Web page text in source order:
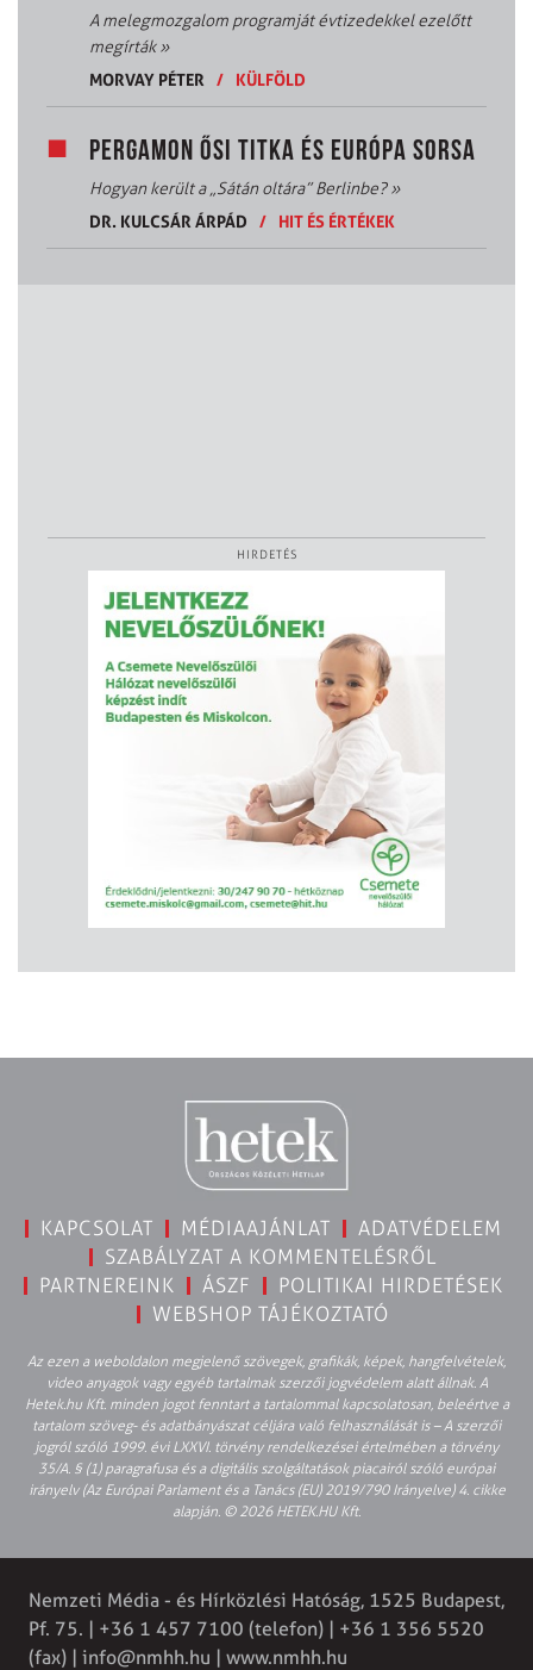
A melegmozgalom programját évtizedekkel ezelőtt
megírták»
MORVAY PÉTER
/ KÜLFÖLD
PERGAMON ŐSI TITKA ÉS EURÓPA SORSA
Hogyan került a „Sátán oltára” Berlinbe?»
DR. KULCSÁR ÁRPÁD
/ HIT ÉS ÉRTÉKEK
HIRDETÉS
KAPCSOLAT MÉDIAAJÁNLAT
ADATVÉDELEM
SZABÁLYZAT A KOMMENTELÉSRŐL
PARTNEREINK
ÁSZF
POLITIKAI HIRDETÉSEK
WEBSHOP TÁJÉKOZTATÓ
Az ezen a weboldalon megjelenő szövegek, grafikák, képek, hangfelvételek,
video anyagok vagy egyéb tartalmak szerzői jogvédelem alatt állnak. A
Hetek.hu Kft. minden jogot fenntart a tartalommal kapcsolatosan, beleértve a
tartalom szöveg- és adatbányászat céljára való felhasználását is – A szerzői
jogról szóló 1999. évi LXXVI. törvény rendelkezései értelmében a törvény
35/A. § (1) paragrafusa és a digitális szolgáltatások piacairól szóló európai
irányelv (Az Európai Parlament és a Tanács (EU) 2019/790 Irányelve) 4. cikke
alapján. © 2026 HETEK.HU Kft.
Nemzeti Média - és Hírközlési Hatóság, 1525 Budapest,
Pf. 75. | +36 1 457 7100 (telefon) | +36 1 356 5520
(fax) | info@nmhh.hu | www.nmhh.hu